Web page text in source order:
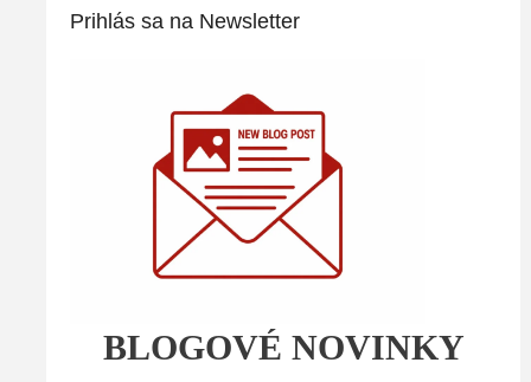
Prihlás sa na Newsletter
BLOGOVÉ NOVINKY